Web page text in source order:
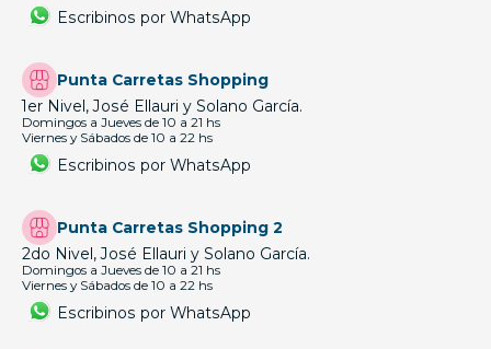
Escribinos por WhatsApp
Punta Carretas Shopping
1er Nivel, José Ellauri y Solano García.
Domingos a Jueves de 10 a 21 hs
Viernes y Sábados de 10 a 22 hs
Escribinos por WhatsApp
Punta Carretas Shopping 2
2do Nivel, José Ellauri y Solano García.
Domingos a Jueves de 10 a 21 hs
Viernes y Sábados de 10 a 22 hs
Escribinos por WhatsApp